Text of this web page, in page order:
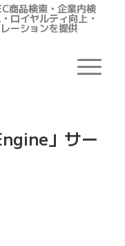
商品検索・企業内検
ロイヤルティ向上・
ーションを提供
」サー